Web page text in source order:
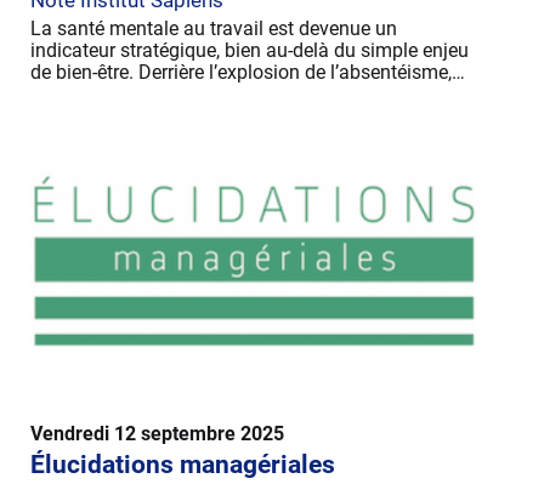
La santé mentale au travail est devenue un
indicateur stratégique, bien au-delà du simple enjeu
de bien-être. Derrière l’explosion de l’absentéisme,…
Vendredi 12 septembre 2025
Élucidations managériales